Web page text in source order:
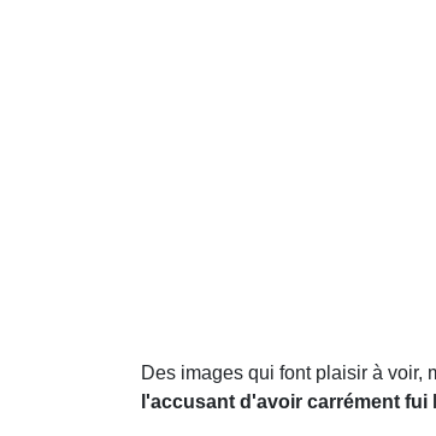
Des images qui font plaisir à voir,
l'accusant d'avoir carrément fui